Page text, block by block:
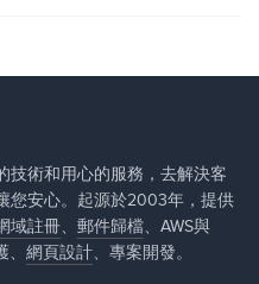
技術和用心的服務，去解決客
您安心。起源於2003年，提供
域註冊、 郵件歸檔、AWS與
網頁設計、專案開發。